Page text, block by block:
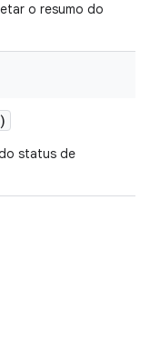
o resumo do
status de